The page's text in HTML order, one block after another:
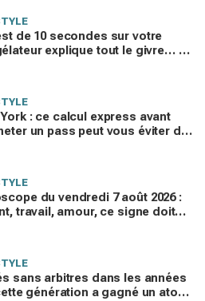
de 10 secondes sur votre
explique tout le givre… et
: ce calcul express avant
un pass peut vous éviter de
du vendredi 7 août 2026 :
travail, amour, ce signe doit
sans arbitres dans les années
génération a gagné un atout